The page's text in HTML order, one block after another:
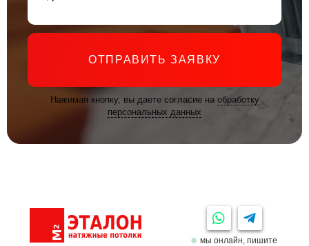
ОТПРАВИТЬ ЗАЯВКУ
Нажимая кнопку, вы даете согласие на обработку
персональных данных
мы онлайн, пишите